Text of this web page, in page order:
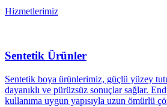
Hizmetlerimiz
Sentetik Ürünler
Sentetik boya ürünlerimiz, güçlü yüzey
dayanıklı ve pürüzsüz sonuçlar sağlar.
kullanıma uygun yapısıyla uzun ömürlü